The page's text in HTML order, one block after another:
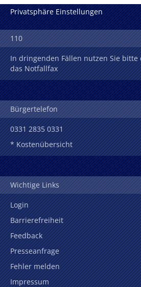
Privatsphäre Einstellungen
110
In dringenden Fällen nutzen Sie
das Notfallfax
Bürgertelefon
0331 2835 0331
* Kostenübersicht
Wichtige Links
Login
Barrierefreiheit
Feedback
Presseanfrage
Fehler melden
Impressum